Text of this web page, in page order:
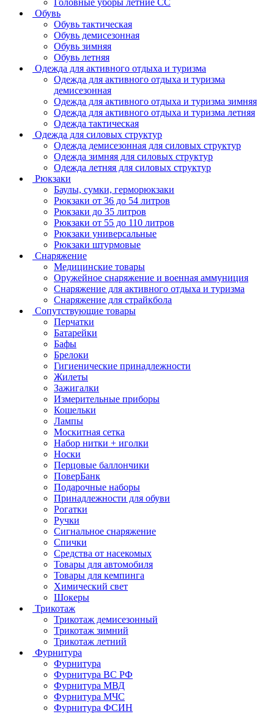
Головные уборы летние СС
Обувь
Обувь тактическая
Обувь демисезонная
Обувь зимняя
Обувь летняя
Одежда для активного отдыха и туризма
Одежда для активного отдыха и туризма
демисезонная
Одежда для активного отдыха и туризма зимняя
Одежда для активного отдыха и туризма летняя
Одежда тактическая
Одежда для силовых структур
Одежда демисезонная для силовых структур
Одежда зимняя для силовых структур
Одежда летняя для силовых структур
Рюкзаки
Баулы, сумки, герморюкзаки
Рюкзаки от 36 до 54 литров
Рюкзаки до 35 литров
Рюкзаки от 55 до 110 литров
Рюкзаки универсальные
Рюкзаки штурмовые
Снаряжение
Медицинские товары
Оружейное снаряжение и военная аммуниция
Снаряжение для активного отдыха и туризма
Снаряжение для страйкбола
Сопутствующие товары
Перчатки
Батарейки
Бафы
Брелоки
Гигиенические принадлежности
Жилеты
Зажигалки
Измерительные приборы
Кошельки
Лампы
Москитная сетка
Набор нитки + иголки
Носки
Перцовые баллончики
ПоверБанк
Подарочные наборы
Принадлежности для обуви
Рогатки
Ручки
Сигнальное снаряжение
Спички
Средства от насекомых
Товары для автомобиля
Товары для кемпинга
Химический свет
Шокеры
Трикотаж
Трикотаж демисезонный
Трикотаж зимний
Трикотаж летний
Фурнитура
Фурнитура
Фурнитура ВС РФ
Фурнитура МВД
Фурнитура МЧС
Фурнитура ФСИН